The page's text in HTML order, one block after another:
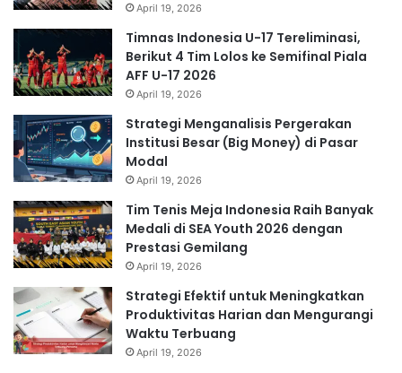
April 19, 2026
Timnas Indonesia U-17 Tereliminasi,
Berikut 4 Tim Lolos ke Semifinal Piala
AFF U-17 2026
April 19, 2026
Strategi Menganalisis Pergerakan
Institusi Besar (Big Money) di Pasar
Modal
April 19, 2026
Tim Tenis Meja Indonesia Raih Banyak
Medali di SEA Youth 2026 dengan
Prestasi Gemilang
April 19, 2026
Strategi Efektif untuk Meningkatkan
Produktivitas Harian dan Mengurangi
Waktu Terbuang
April 19, 2026